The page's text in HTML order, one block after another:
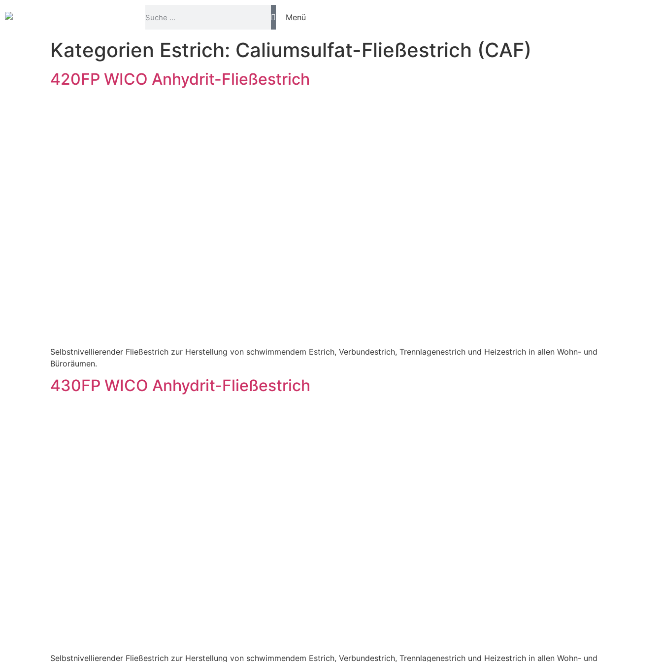
Menü
Kategorien Estrich: Caliumsulfat-Fließestrich (CAF)
420FP WICO Anhydrit-Fließestrich
Selbstnivellierender Fließestrich zur Herstellung von schwimmendem Estrich, Verbundestrich, Trennlagenestrich und Heizestrich in allen Wohn- und
Büroräumen.
430FP WICO Anhydrit-Fließestrich
Selbstnivellierender Fließestrich zur Herstellung von schwimmendem Estrich, Verbundestrich, Trennlagenestrich und Heizestrich in allen Wohn- und